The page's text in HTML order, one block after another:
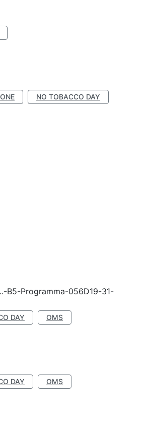
NO TOBACCO DAY
B5-Programma-056D19-31-
DAY OMS
DAY OMS